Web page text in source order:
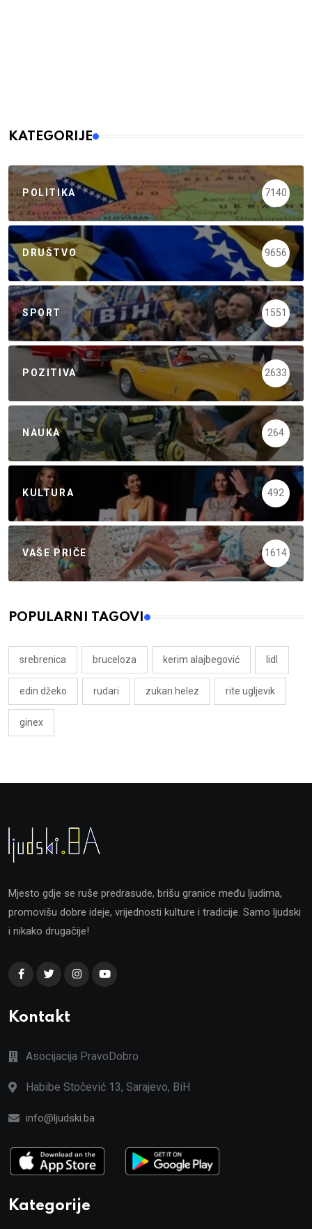
KATEGORIJE
POLITIKA 7140
DRUŠTVO 9656
SPORT 1551
POZITIVA 2633
NAUKA 264
KULTURA 492
VAŠE PRIČE 1614
POPULARNI TAGOVI
srebrenica bruceloza kerim alajbegović lidl
edin džeko rudari zukan helez rite ugljevik
ginex
Mjesto gdje se ruše predrasude, brišu granice među ljudima,
promovišu dobre ideje, vrijednosti kulture i tradicije. Samo ljudski
i nikako drugačije!
Kontakt
Asocijacija PravoDobro
Habibe Stočević 13, Sarajevo, BiH
info@ljudski.ba
Kategorije